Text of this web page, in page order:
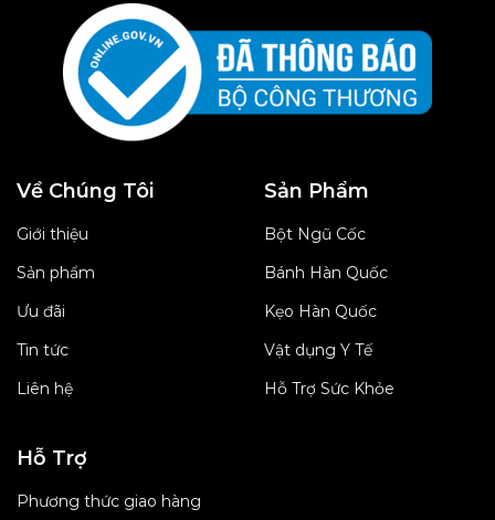
Về Chúng Tôi
Giới thiệu
Sản phẩm
Ưu đãi
Tin tức
Liên hệ
Sản Phẩm
Bột Ngũ Cốc
Bánh Hàn Quốc
Kẹo Hàn Quốc
Vật dụng Y Tế
Hỗ Trợ Sức Khỏe
Hỗ Trợ
Phương thức giao hàng